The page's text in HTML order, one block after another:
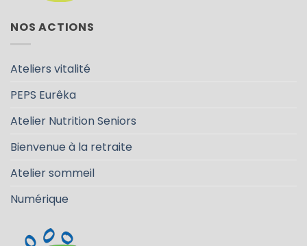
NOS ACTIONS
Ateliers vitalité
PEPS Eurêka
Atelier Nutrition Seniors
Bienvenue à la retraite
Atelier sommeil
Numérique